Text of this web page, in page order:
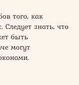
того, как
знать, что
быть
могут